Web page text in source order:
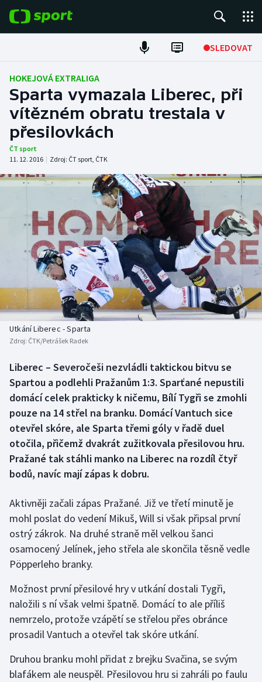
SLEDOVAT
Fotbal
Hokej
Tenis
Atletika
Cyklistika
DALŠÍ SPORTY
Americký fotbal
Baseball a softbal
Basketbal
Biatlon
Box
Curling
Dostihy
Florbal
Futsal
Golf
Gymnastika
Jezdectví
Judo
Krasobruslení
NEPŘEHLÉDNĚTE
Soutěže
Historické návraty
Aplikace ČT sport
HOKEJOVÁ EXTRALIGA
Sparta vymazala Liberec, při
vítězném obratu trestala v
přesilovkách
ČT sport
11. 12. 2016 | Zdroj: ČT sport, ČTK
Utkání Liberec - Sparta
Zdroj: ČTK/Petrášek Radek
Liberec – Severočeši nezvládli taktickou bitvu se
Spartou a podlehli Pražanům 1:3. Sparťané nepustili
domácí celek prakticky k ničemu, Bílí Tygři se zmohli
pouze na 14 střel na branku. Domácí Vantuch sice
otevřel skóre, ale Sparta třemi góly v řadě duel
otočila, přičemž dvakrát zužitkovala přesilovou hru.
Pražané tak stáhli manko na Liberec na rozdíl čtyř
bodů, navíc mají zápas k dobru.
Aktivněji začali zápas Pražané. Již ve třetí minutě je
mohl poslat do vedení Mikuš, Will si však připsal první
ostrý zákrok. Na druhé straně měl velkou šanci
osamocený Jelínek, jeho střela ale skončila těsně vedle
Pöpperleho branky.
Možnost první přesilové hry v utkání dostali Tygři,
naložili s ní však velmi špatně. Domácí to ale příliš
nemrzelo, protože vzápětí se střelou přes obránce
prosadil Vantuch a otevřel tak skóre utkání.
Druhou branku mohl přidat z brejku Svačina, se svým
blafákem ale neuspěl. Přesilovou hru si zahráli po faulu